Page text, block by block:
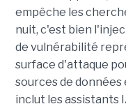
empêche les
nuit, c'est bien
de vulnérabilité
surface d'attaque
sources de
inclut les assistants